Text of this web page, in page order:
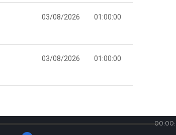
03/08/2026 01:00:00
03/08/2026 01:00:00